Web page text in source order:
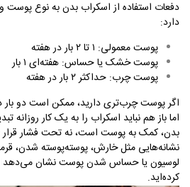
دفعات استفاده از اسکراب بدن به نوع
دارد:
پوست معمولی: ۱ تا ۲ بار در هفته
پوست خشک یا حساس: هفته‌ای ۱ بار
پوست چرب: حداکثر ۲ بار در هفته
اگر پوست چرب‌تری دارید، ممکن است دو بار
اما باز هم نباید اسکراب را به یک کار روزانه
بدن، کمک به پوست است، نه تحت فشار
نشانه‌هایی مثل خارش، پوسته‌پوسته شدن،
لوسیون یا حساس شدن پوست نشان می‌دهد
کرده‌اید.